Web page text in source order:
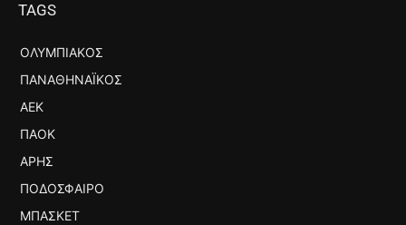
TAGS
ΟΛΥΜΠΙΑΚΌΣ
ΠΑΝΑΘΗΝΑΪΚΌΣ
ΑΕΚ
ΠΑΟΚ
ΆΡΗΣ
ΠΟΔΌΣΦΑΙΡΟ
ΜΠΆΣΚΕΤ